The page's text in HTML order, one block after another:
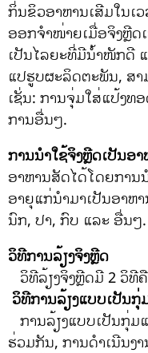
ກິ່ນຂິວອາຫານເສີມໃນເ
ອອກຈໍາໜ່າຍເມື່ອຈິງຫຼີດ
ເປັນໄລຍະທີ່ມີນໍ້າໜັກດີ
ແປຮູບຜະລິດຕະພັນ, ສ
ເຊັ່ນ: ການຈຸ່ມໃສ່ແປ້ງທ
ການອື່ນໆ.
ການນໍາໃຊ້ຈິງຫຼີດເປັນອ
ອາຫານສັດໄດ້ໂດຍການ
ອາຍຸແກ່ນໍາມາເປັນອາຫ
ນົກ, ປາ, ກົບ ແລະ ອື່ນໆ.
ວິທີການລ້ຽງຈິງຫຼີດ
ວິທີລ້ຽງຈິງຫຼີດມີ 2 ວິທີ
ວິທີການລ້ຽງແບບເປັນກຸ່
ການລ້ຽງແບບເປັນກຸ່
ຮ່ວມກັນ, ການດໍາເນີນງ